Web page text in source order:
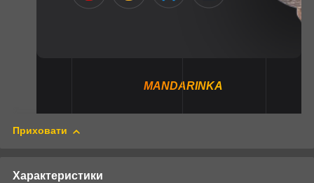
MANDARINKA
Приховати
Характеристики